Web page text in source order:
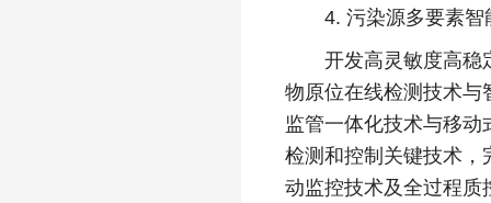
4. 污染源多要素智
开发高灵敏度高稳定
物原位在线检测技术与
监管一体化技术与移
检测和控制关键技术，
动监控技术及全过程质